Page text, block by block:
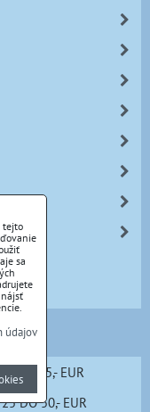
DO 25,- EUR
DO 50,- EUR
tejto
sa
údajov